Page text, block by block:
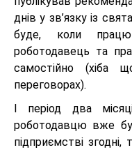
днів у зв’язку із
буде, коли
роботодавець та
самостійно (хіба
переговорах).
І період два
роботодавцю вже
підприємстві згодні,